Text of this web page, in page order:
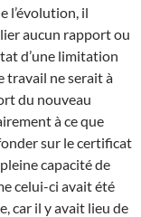
l’évolution, il
aucun rapport ou
d’une limitation
travail ne serait à
du nouveau
à ce que
sur le certificat
capacité de
celui-ci avait été
car il y avait lieu de